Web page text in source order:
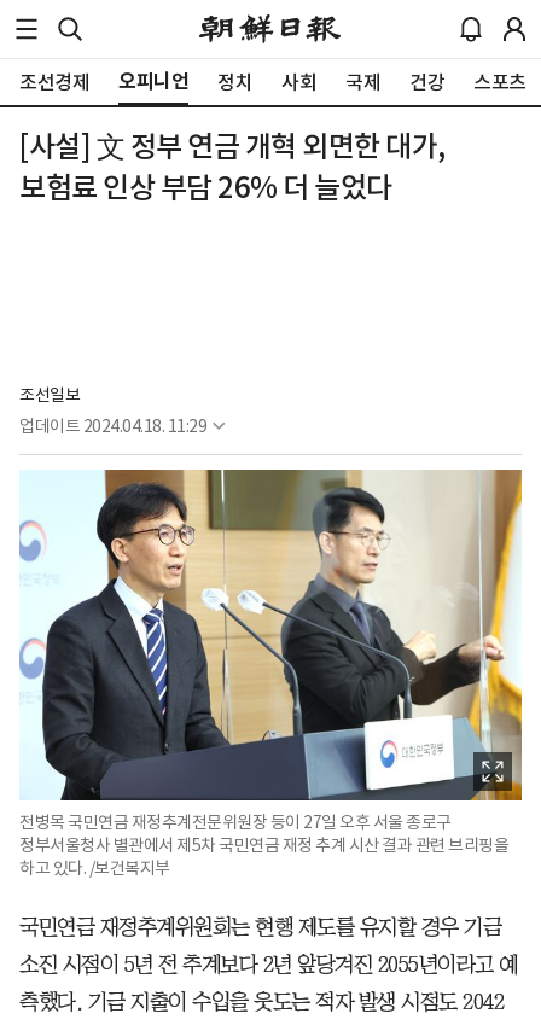
조선경제 오피니언 정치 사회 국제 건강 스포츠
[사설] 文 정부 연금 개혁 외면한 대가,
보험료 인상 부담 26% 더 늘었다
조선일보
업데이트 2024.04.18. 11:29
전병목 국민연금 재정추계전문위원장 등이 27일 오후 서울 종로구
정부서울청사 별관에서 제5차 국민연금 재정 추계 시산 결과 관련 브리핑을
하고 있다. /보건복지부
국민연금 재정추계위원회는 현행 제도를 유지할 경우 기금
소진 시점이 5년 전 추계보다 2년 앞당겨진 2055년이라고 예
측했다. 기금 지출이 수입을 웃도는 적자 발생 시점도 2042